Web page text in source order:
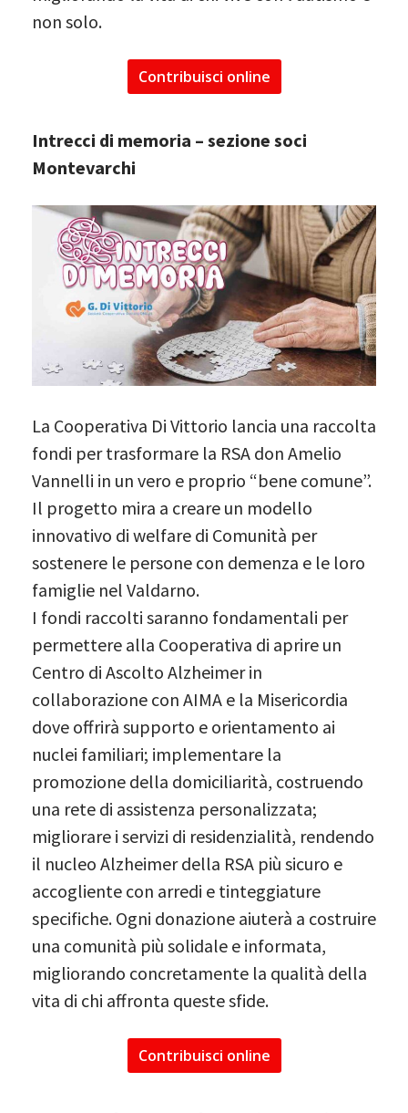
non solo.
Contribuisci online
Intrecci di memoria – sezione soci
Montevarchi
La Cooperativa Di Vittorio lancia una raccolta
fondi per trasformare la RSA don Amelio
Vannelli in un vero e proprio “bene comune”.
Il progetto mira a creare un modello
innovativo di welfare di Comunità per
sostenere le persone con demenza e le loro
famiglie nel Valdarno.
I fondi raccolti saranno fondamentali per
permettere alla Cooperativa di aprire un
Centro di Ascolto Alzheimer in
collaborazione con AIMA e la Misericordia
dove offrirà supporto e orientamento ai
nuclei familiari; implementare la
promozione della domiciliarità, costruendo
una rete di assistenza personalizzata;
migliorare i servizi di residenzialità, rendendo
il nucleo Alzheimer della RSA più sicuro e
accogliente con arredi e tinteggiature
specifiche. Ogni donazione aiuterà a costruire
una comunità più solidale e informata,
migliorando concretamente la qualità della
vita di chi affronta queste sfide.
Contribuisci online